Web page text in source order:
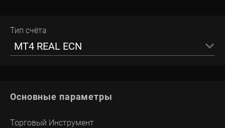
Тип счёта
MT4 REAL ECN
Основные параметры
Торговый Инструмент